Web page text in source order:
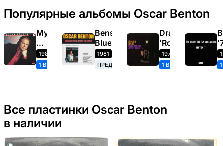
Популярные альбомы Oscar Benton
My
Kind
Of
Blues
(Oscar
1983
1 В НАЛИЧИИ
Bensonhurst
Blues
1981
ПРЕДЗАКАЗ
Draggin'
'Round
1972
1 В НАЛИЧИИ
Все пластинки Oscar Benton
в наличии